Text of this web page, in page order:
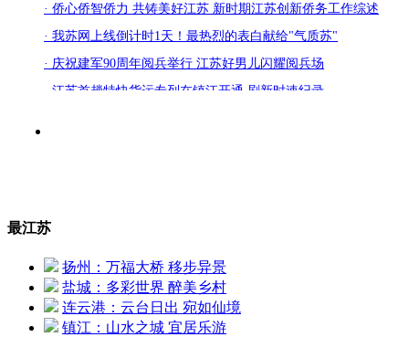
· 侨心侨智侨力 共铸美好江苏 新时期江苏创新侨务工作综述
· 我苏网上线倒计时1天！最热烈的表白献给"气质苏"
· 庆祝建军90周年阅兵举行 江苏好男儿闪耀阅兵场
· 江苏首趟特快货运专列在镇江开通 刷新时速纪录
专题片《水韵江
苏》
最江苏
扬州：万福大桥 移步异景
盐城：多彩世界 醉美乡村
连云港：云台日出 宛如仙境
镇江：山水之城 宜居乐游